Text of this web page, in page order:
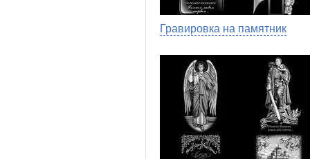
Гравировка на памятник